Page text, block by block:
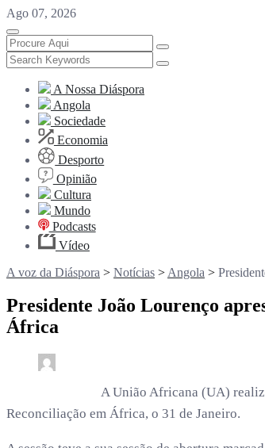
Ago 07, 2026
A Nossa Diáspora
Angola
Sociedade
Economia
Desporto
Opinião
Cultura
Mundo
Podcasts
Vídeo
A voz da Diáspora > Notícias > Angola >
Presidente João Lourenço
África
A União Africana (UA)
Reconciliação em África, o 31 de Janeiro.